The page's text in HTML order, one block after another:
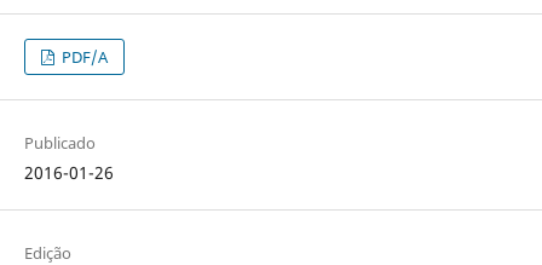
PDF/A
Publicado
2016-01-26
Edição